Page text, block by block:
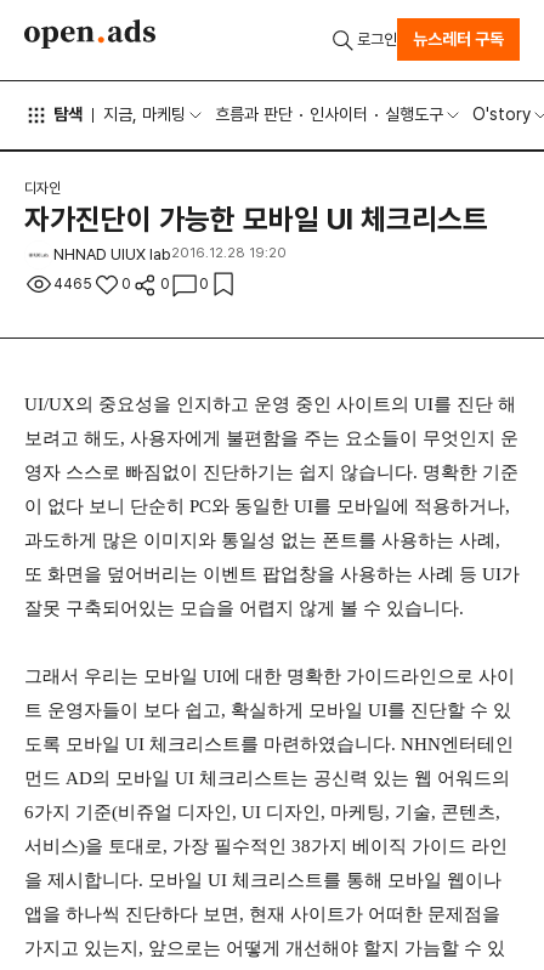
탐색 지금, 마케팅 흐름과 판단 인사이터 실행도구 O'story
로그인 뉴스레터 구독
디자인
자가진단이 가능한 모바일 UI 체크리스트
NHNAD UIUX lab2016.12.28 19:20
4465 0 0 0
UI/UX의 중요성을 인지하고 운영 중인 사이트의 UI를 진단 해
보려고 해도, 사용자에게 불편함을 주는 요소들이 무엇인지 운
영자 스스로 빠짐없이 진단하기는 쉽지 않습니다. 명확한 기준
이 없다 보니 단순히 PC와 동일한 UI를 모바일에 적용하거나,
과도하게 많은 이미지와 통일성 없는 폰트를 사용하는 사례,
또 화면을 덮어버리는 이벤트 팝업창을 사용하는 사례 등 UI가
잘못 구축되어있는 모습을 어렵지 않게 볼 수 있습니다.
그래서 우리는 모바일 UI에 대한 명확한 가이드라인으로 사이
트 운영자들이 보다 쉽고, 확실하게 모바일 UI를 진단할 수 있
도록 모바일 UI 체크리스트를 마련하였습니다. NHN엔터테인
먼드 AD의 모바일 UI 체크리스트는 공신력 있는 웹 어워드의
6가지 기준(비쥬얼 디자인, UI 디자인, 마케팅, 기술, 콘텐츠,
서비스)을 토대로, 가장 필수적인 38가지 베이직 가이드 라인
을 제시합니다. 모바일 UI 체크리스트를 통해 모바일 웹이나
앱을 하나씩 진단하다 보면, 현재 사이트가 어떠한 문제점을
가지고 있는지, 앞으로는 어떻게 개선해야 할지 가늠할 수 있